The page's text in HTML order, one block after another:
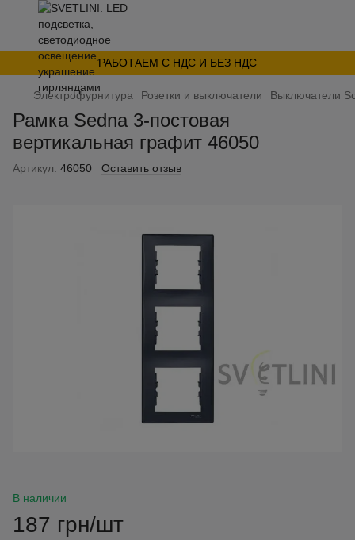
РАБОТАЕМ С НДС И БЕЗ НДС
Электрофурнитура Розетки и выключатели Выключатели
Рамка Sedna 3-постовая
вертикальная графит 46050
Артикул: 46050 Оставить отзыв
В наличии
187 грн/шт